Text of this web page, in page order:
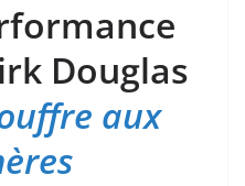
Douglas
aux